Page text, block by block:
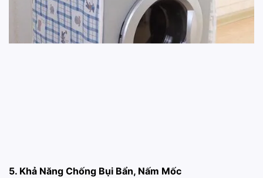
5. Khả Năng Chống Bụi Bẩn, Nấm Mốc